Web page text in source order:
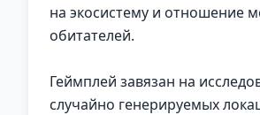
на экосистему и отношение
обитателей.
Геймплей завязан на
случайно генерируемых